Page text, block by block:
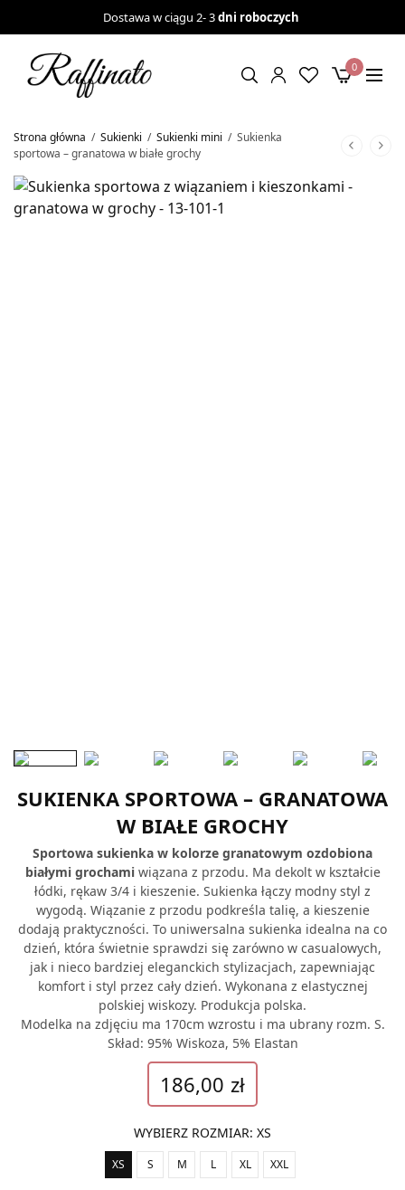
Dostawa w ciągu 2- 3dni roboczych
0
Strona główna / Sukienki / Sukienki mini / Sukienka
sportowa – granatowa w białe grochy
SUKIENKA SPORTOWA – GRANATOWA
W BIAŁE GROCHY
Sportowa sukienka w kolorze granatowym ozdobiona
białymi grochamiwiązana z przodu. Ma dekolt w kształcie
łódki, rękaw 3/4 i kieszenie. Sukienka łączy modny styl z
wygodą. Wiązanie z przodu podkreśla talię, a kieszenie
dodają praktyczności. To uniwersalna sukienka idealna na co
dzień, która świetnie sprawdzi się zarówno w casualowych,
jak i nieco bardziej eleganckich stylizacjach, zapewniając
komfort i styl przez cały dzień. Wykonana z elastycznej
polskiej wiskozy. Produkcja polska.
Modelka na zdjęciu ma 170cm wzrostu i ma ubrany rozm. S.
Skład: 95% Wiskoza, 5% Elastan
186,00 zł
WYBIERZ ROZMIAR: XS
XS S M L XL XXL